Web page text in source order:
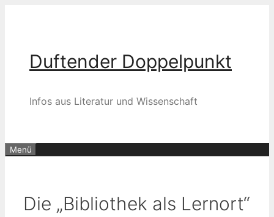
Duftender Doppelpunkt
Infos aus Literatur und Wissenschaft
Menü
Die „Bibliothek als Lernort“